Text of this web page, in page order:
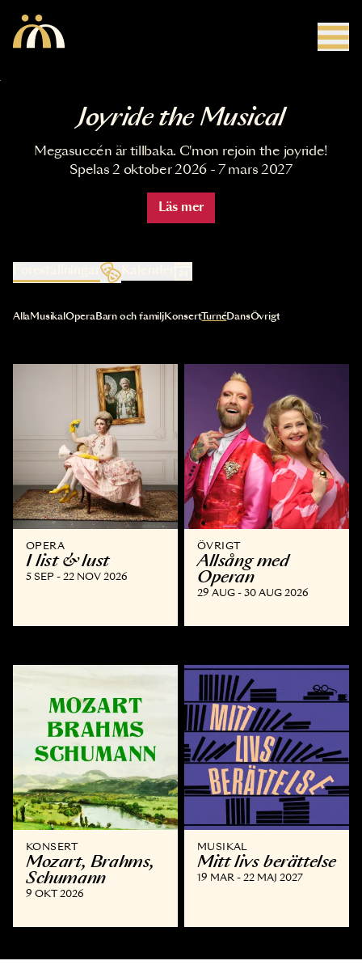
Joyride the Musical
Megasuccén är tillbaka. C'mon rejoin the joyride!
Spelas 2 oktober 2026 - 7 mars 2027
Läs mer
Kalender
Val av kategori uppdaterar innehållet automatiskt
AllaMusikal OperaBarn och familjKonsertTurnéDansÖvrigt
OPERA
I list & lust
5 SEP - 22 NOV 2026
ÖVRIGT
Allsång med
Operan
29 AUG - 30 AUG 2026
KONSERT
Mozart, Brahms,
Schumann
9 OKT 2026
MUSIKAL
Mitt livs berättelse
19 MAR - 22 MAJ 2027